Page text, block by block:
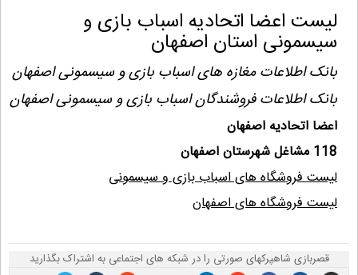
لیست اعضا اتحادیه اسباب بازی و
سیسمونی استان اصفهان
بانک اطلاعات مغازه های اسباب بازی و سیسمونی اصفهان
بانک اطلاعات فروشندگان اسباب بازی و سیسمونی اصفهان
اعضا اتحادیه اصفهان
118 مشاغل شهرستان اصفهان
لیست فروشگاه های اسباب بازی و سیسمونی
لیست فروشگاه های اصفهان
قصربازی شاهپرکهای صورتی را در شبکه های اجتماعی به اشتراک بگذارید